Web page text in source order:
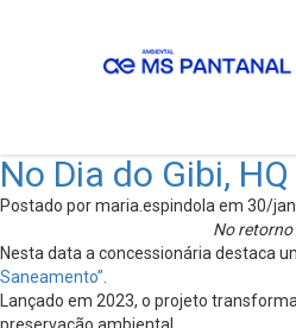
No Dia do Gibi,
Postado por maria.espindola em 30/
No
Nesta data a concessionária destaca
Saneamento”
Lançado em 2023, o projeto